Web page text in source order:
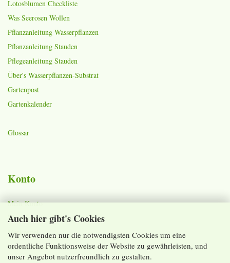
Auch hier gibt's Cookies
Wir verwenden nur die notwendigsten Cookies um eine
ordentliche Funktionsweise der Website zu gewährleisten, und
unser Angebot nutzerfreundlich zu gestalten.
Lotosblumen Checkliste
Was Seerosen Wollen
Pflanzanleitung Wasserpflanzen
Pflanzanleitung Stauden
Pflegeanleitung Stauden
Über's Wasserpflanzen-Substrat
Gartenpost
Gartenkalender
Glossar
Konto
Mein Konto
Warenkorb
Merkzettel
Lieferzeiten und Versandkosten